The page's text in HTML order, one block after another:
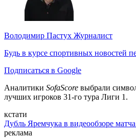
Володимир Пастух Журналист
Будь в курсе спортивных новостей
Подписаться в Google
Аналитики SofaScore выбрали
лучших игроков 31-го тура Лиги 1.
кстати
Дубль Яремчука в видеообзоре
реклама